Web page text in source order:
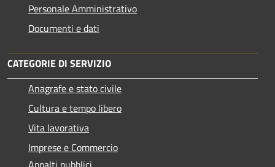
Personale Amministrativo
Documenti e dati
CATEGORIE DI SERVIZIO
Anagrafe e stato civile
Cultura e tempo libero
Vita lavorativa
Imprese e Commercio